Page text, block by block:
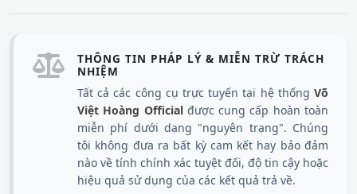
THÔNG TIN PHÁP LÝ & MIỄN TRỪ TRÁCH
NHIỆM
Tất cả các công cụ trực tuyến tại hệ thống Võ
Việt Hoàng Officialđược cung cấp hoàn toàn
miễn phí dưới dạng "nguyên trạng". Chúng
tôi không đưa ra bất kỳ cam kết hay bảo đảm
nào về tính chính xác tuyệt đối, độ tin cậy hoặc
hiệu quả sử dụng của các kết quả trả về.